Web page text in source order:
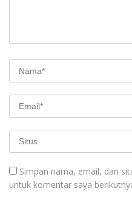
Simpan nama, email, dan
untuk komentar saya